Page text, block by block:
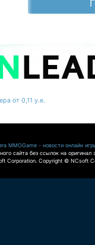
от 0,11 у.е.
MMOGame - новости онлайн
сайта без ссылок на оригинал
Corporation. Copyright © NCsoft